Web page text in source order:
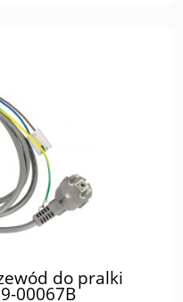
do pralki
00067B